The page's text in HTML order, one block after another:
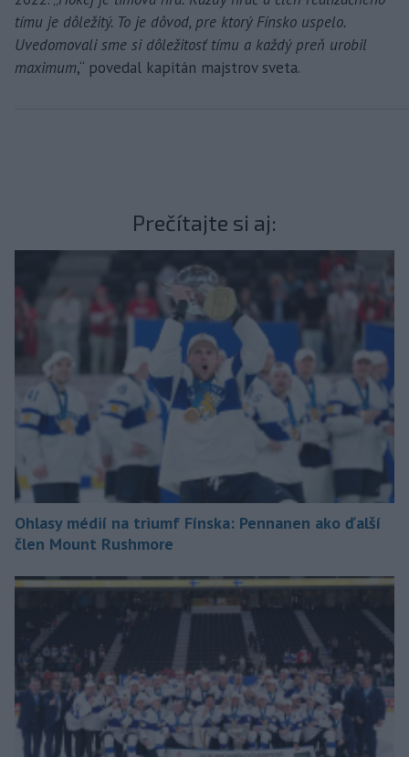
tímu je dôležitý. To je dôvod, pre ktorý Fínsko uspelo.
Uvedomovali sme si dôležitosť tímu a každý preň urobil
maximum,“ povedal kapitán majstrov sveta.
Prečítajte si aj:
Ohlasy médií na triumf Fínska: Pennanen ako ďalší
člen Mount Rushmore